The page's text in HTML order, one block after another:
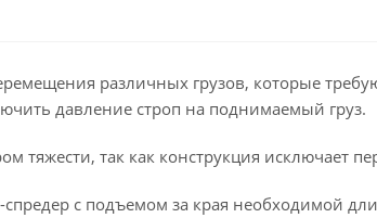
различных грузов, которые
давление строп на поднимаемый груз.
так как конструкция исключает
с подъемом за края необходимой